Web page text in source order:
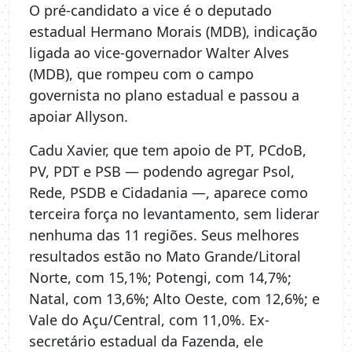
O pré-candidato a vice é o deputado
estadual Hermano Morais (MDB), indicação
ligada ao vice-governador Walter Alves
(MDB), que rompeu com o campo
governista no plano estadual e passou a
apoiar Allyson.
Cadu Xavier, que tem apoio de PT, PCdoB,
PV, PDT e PSB — podendo agregar Psol,
Rede, PSDB e Cidadania —, aparece como
terceira força no levantamento, sem liderar
nenhuma das 11 regiões. Seus melhores
resultados estão no Mato Grande/Litoral
Norte, com 15,1%; Potengi, com 14,7%;
Natal, com 13,6%; Alto Oeste, com 12,6%; e
Vale do Açu/Central, com 11,0%. Ex-
secretário estadual da Fazenda, ele